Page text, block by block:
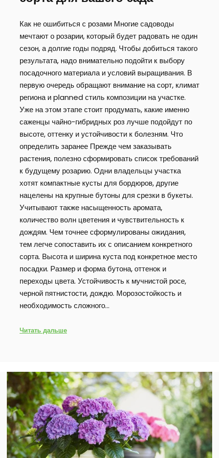
Как не ошибиться с розами Многие садоводы
мечтают о розарии, который будет радовать не один
сезон, а долгие годы подряд. Чтобы добиться такого
результата, надо внимательно подойти к выбору
посадочного материала и условий выращивания. В
первую очередь обращают внимание на сорт, климат
региона и planned стиль композиции на участке.
Уже на этом этапе стоит продумать, какие именно
саженцы чайно-гибридных роз лучше подойдут по
высоте, оттенку и устойчивости к болезням. Что
определить заранее Прежде чем заказывать
растения, полезно сформировать список требований
к будущему розарию. Одни владельцы участка
хотят компактные кусты для бордюров, другие
нацелены на крупные бутоны для срезки в букеты.
Учитывают также насыщенность аромата,
количество волн цветения и чувствительность к
дождям. Чем точнее сформулированы ожидания,
тем легче сопоставить их с описанием конкретного
сорта. Высота и ширина куста под конкретное место
посадки. Размер и форма бутона, оттенок и
переходы цвета. Устойчивость к мучнистой росе,
черной пятнистости, дождю. Морозостойкость и
необходимость сложного…
Читать дальше